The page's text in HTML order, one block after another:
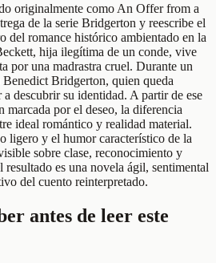
originalmente como An Offer from a
de la serie Bridgerton y reescribe el
del romance histórico ambientado en la
hija ilegítima de un conde, vive
por una madrastra cruel. Durante un
Benedict Bridgerton, quien queda
descubrir su identidad. A partir de ese
marcada por el deseo, la diferencia
ideal romántico y realidad material.
ligero y el humor característico de la
sobre clase, reconocimiento y
es una novela ágil, sentimental
del cuento reinterpretado.
antes de leer este